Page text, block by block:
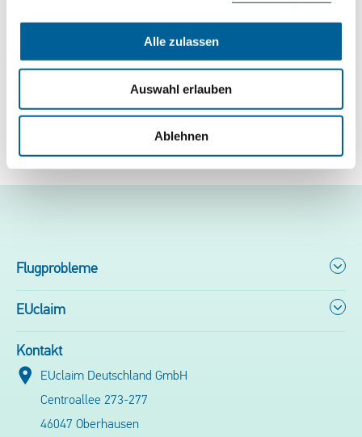
Alle zulassen
Auswahl erlauben
Ablehnen
Flugprobleme
EUclaim
Kontakt
EUclaim Deutschland GmbH
Centroallee 273-277
46047 Oberhausen